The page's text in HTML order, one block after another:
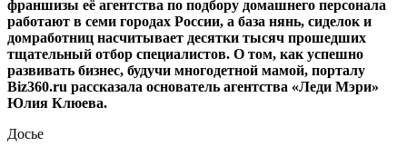
франшизы её агентства по подбору домашнего персонала
работают в семи городах России, а база нянь, сиделок и
домработниц насчитывает десятки тысяч прошедших
тщательный отбор специалистов. О том, как успешно
развивать бизнес, будучи многодетной мамой, порталу
Biz360.ru рассказала основатель агентства «Леди Мэри»
Юлия Клюева.
Досье